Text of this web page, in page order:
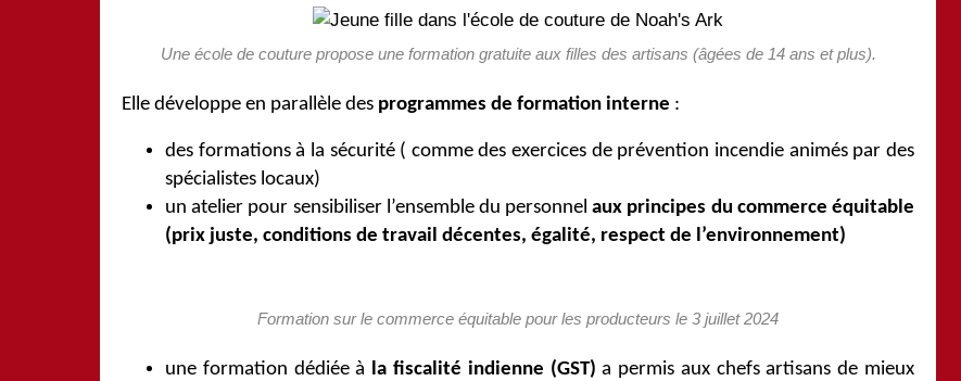
Une école de couture propose une formation gratuite aux filles des artisans (âgées de 14 ans et plus).
Elle développe en parallèle des programmes de formation interne :
des formations à la sécurité ( comme des exercices de prévention incendie animés par des
spécialistes locaux)
un atelier pour sensibiliser l’ensemble du personnelaux principes du commerce équitable
(prix juste, conditions de travail décentes, égalité, respect de l’environnement)
Formation sur le commerce équitable pour les producteurs le 3 juillet 2024
une formation dédiée à la fiscalité indienne (GST)a permis aux chefs artisans de mieux